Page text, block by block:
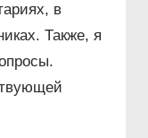
в
Также, я